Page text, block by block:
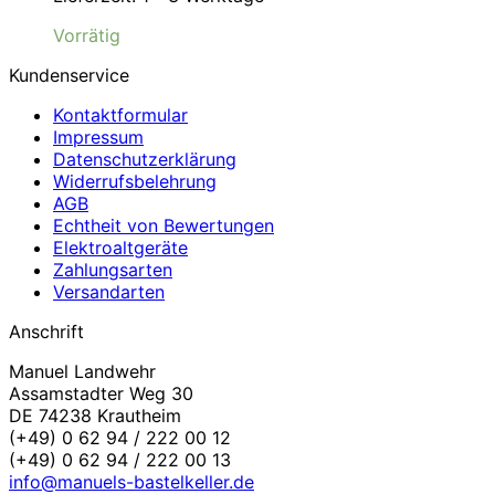
Vorrätig
Kundenservice
Kontaktformular
Impressum
Datenschutzerklärung
Widerrufsbelehrung
AGB
Echtheit von Bewertungen
Elektroaltgeräte
Zahlungsarten
Versandarten
Anschrift
Manuel Landwehr
Assamstadter Weg 30
DE 74238 Krautheim
(+49) 0 62 94 / 222 00 12
(+49) 0 62 94 / 222 00 13
info@manuels-bastelkeller.de